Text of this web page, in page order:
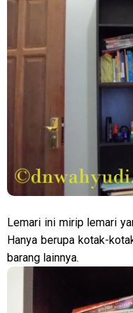
Lemari ini mirip lemari
Hanya berupa kotak-
barang lainnya.